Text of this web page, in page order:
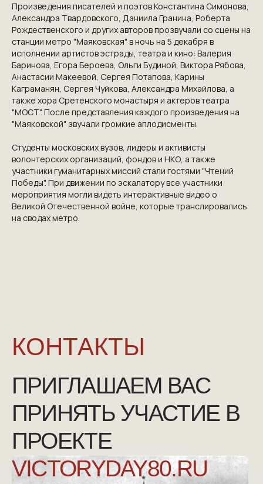
Произведения писателей и поэтов Константина Симонова,
Александра Твардовского, Даниила Гранина, Роберта
Рождественского и других авторов прозвучали со сцены на
станции метро "Маяковская" в ночь на 5 декабря в
исполнении артистов эстрады, театра и кино: Валерия
Баринова, Егора Бероева, Ольги Будиной, Виктора Рябова,
Анастасии Макеевой, Сергея Потапова, Карины
Каграманян, Сергея Чуйкова, Александра Михайлова, а
также хора Сретенского монастыря и актеров театра
"МОСТ". После представления каждого произведения на
"Маяковской" звучали громкие аплодисменты.
Студенты московских вузов, лидеры и активисты
волонтерских организаций, фондов и НКО, а также
участники гуманитарных миссий стали гостями "Чтений
Победы". При движении по эскалатору все участники
мероприятия могли видеть интерактивные видео о
Великой Отечественной войне, которые транслировались
на сводах метро.
КОНТАКТЫ
ПРИГЛАШАЕМ ВАС
ПРИНЯТЬ УЧАСТИЕ В
ПРОЕКТЕ
VICTORYDAY80.RU
NGKMOSCOW@YANDEX.RU
+7 (925) 007-33-07